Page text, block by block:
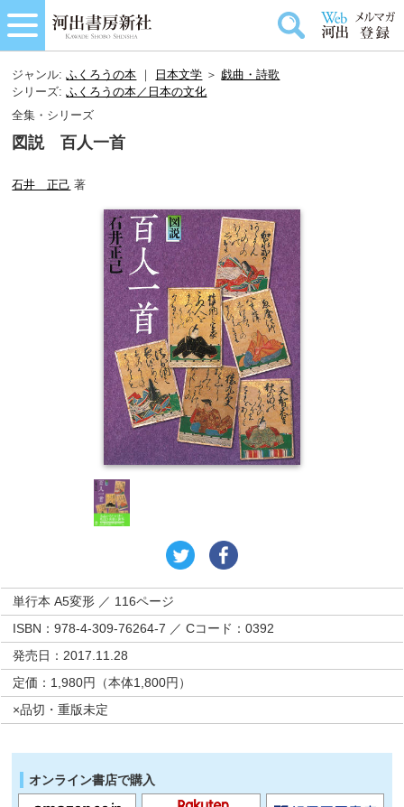
ジャンル:ふくろうの本 ｜ 日本文学 ＞戯曲・詩歌
シリーズ:ふくろうの本／日本の文化
全集・シリーズ
図説 百人一首
石井 正己 著
単行本 A5変形 ／ 116ページ
ISBN：978-4-309-76264-7 ／ Cコード：0392
発売日：2017.11.28
定価：1,980円（本体1,800円）
×品切・重版未定
オンライン書店で購入